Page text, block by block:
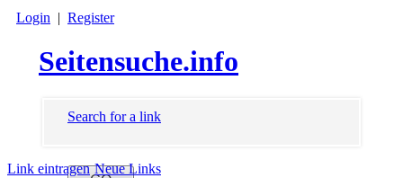
Login | Register
Seitensuche.info
Search for a link
Link eintragen Neue Links